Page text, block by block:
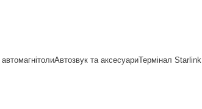
Автозвук та аксесуариТермінал Starlink